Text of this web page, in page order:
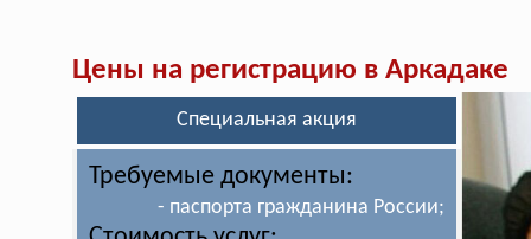
Цены на регистрацию в Аркадаке
Специальная акция
Требуемые документы:
- паспорта гражданина России;